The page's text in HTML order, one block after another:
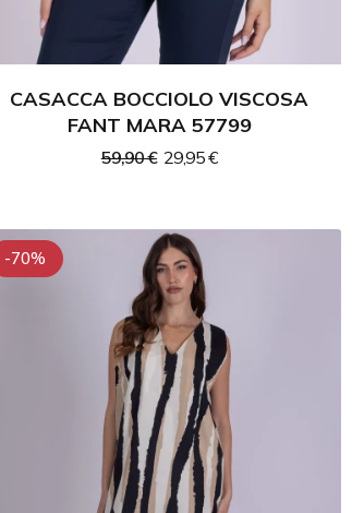
CASACCA BOCCIOLO VISCOSA
FANT MARA 57799
59,90 € 29,95 €
-70%